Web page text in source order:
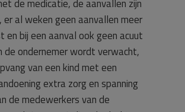
de medicatie, de aanvallen zijn
er al weken geen aanvallen meer
en bij een aanval ook geen acuut
de ondernemer wordt verwacht,
van een kind met een
extra zorg en spanning
de medewerkers van de